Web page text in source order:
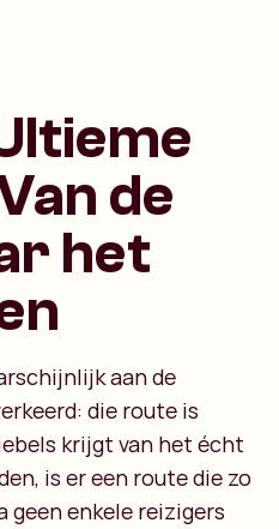
de
het
aan de
die route is
krijgt van het écht
is er een route die zo
geen enkele reizigers